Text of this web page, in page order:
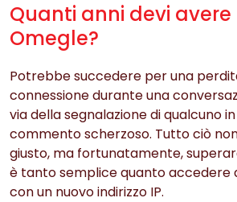
Quanti anni devi avere
Omegle?
Potrebbe succedere per una
connessione durante una
via della segnalazione di qualcuno
commento scherzoso. Tutto ciò
giusto, ma fortunatamente,
è tanto semplice quanto
con un nuovo indirizzo IP.